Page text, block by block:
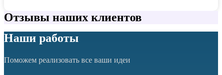
Отзывы наших клиентов
Наши работы
Поможем реализовать все ваши идеи